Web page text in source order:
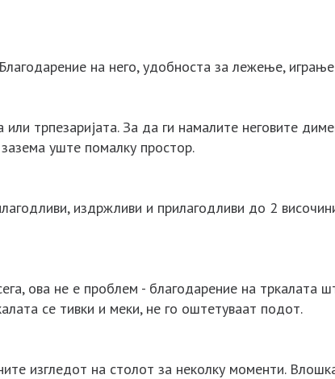
на него, удобноста за лежење,
трпезаријата. За да ги намалите неговите
уште помалку простор.
издржливи и прилагодливи до 2
ова не е проблем - благодарение на тркалата
се тивки и меки, не го оштетуваат подот.
изгледот на столот за неколку моменти.